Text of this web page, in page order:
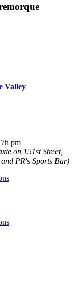
Valley
pm
on 151st Street,
PR's Sports Bar)